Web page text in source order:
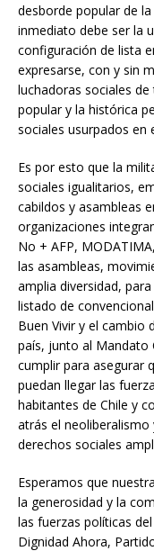
desborde popular de
inmediato debe ser la
configuración de lista
expresarse, con y sin
luchadoras sociales
popular y la histórica
sociales usurpados en
Es por esto que la
sociales igualitarios,
cabildos y asambleas
organizaciones
No + AFP,
las asambleas,
amplia diversidad,
listado de
Buen Vivir y el cambio
país, junto al Mandato
cumplir para asegurar
puedan llegar las
habitantes de Chile y
atrás el
derechos sociales
Esperamos que
la generosidad y la
las fuerzas políticas
Dignidad Ahora,